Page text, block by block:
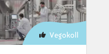
Vegokoll